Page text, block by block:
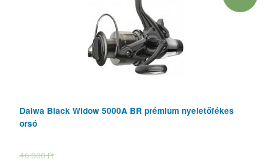
Daiwa Black Widow 5000A BR prémium nyeletőfékes
orsó
46 000Ft